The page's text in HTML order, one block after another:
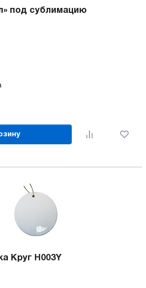
под сублимацию
Круг H003Y